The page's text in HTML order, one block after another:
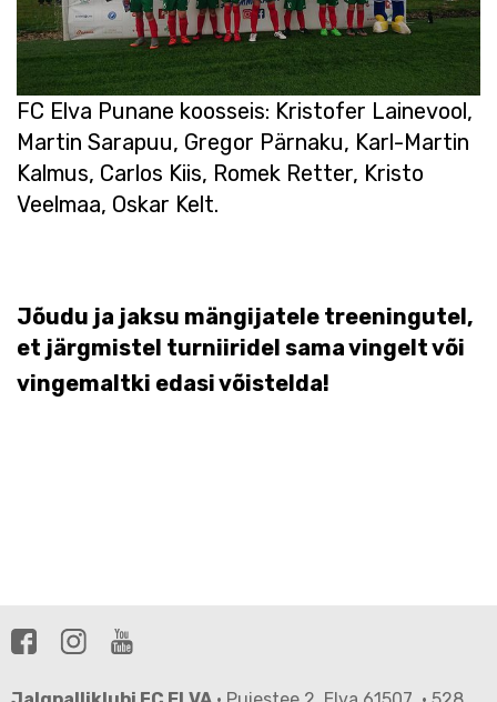
FC Elva Punane koosseis: Kristofer Lainevool,
Martin Sarapuu, Gregor Pärnaku, Karl-Martin
Kalmus, Carlos Kiis, Romek Retter, Kristo
Veelmaa, Oskar Kelt.
Jõudu ja jaksu mängijatele treeningutel,
et järgmistel turniiridel sama vingelt või
vingemaltki edasi võistelda!